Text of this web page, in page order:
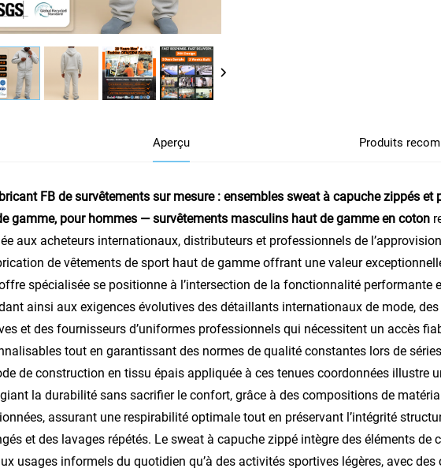
Aperçu Produits
FB de survêtements sur mesure : ensembles sweat à capuche zippés
gamme, pour hommes — survêtements masculins haut de gamme en coton
aux acheteurs internationaux, distributeurs et professionnels de
de vêtements de sport haut de gamme offrant une valeur
spécialisée se positionne à l’intersection de la fonctionnalité performante
ainsi aux exigences évolutives des détaillants internationaux de mode,
et des fournisseurs d’uniformes professionnels qui nécessitent un accès
tout en garantissant des normes de qualité constantes lors de
de construction en tissu épais appliquée à ces tenues coordonnées illustre
la durabilité sans sacrifier le confort, grâce à des compositions de
assurant une respirabilité optimale tout en préservant l’intégrité
et des lavages répétés. Le sweat à capuche zippé intègre des éléments
usages informels du quotidien qu’à des activités sportives légères, avec